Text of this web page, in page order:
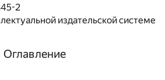
2
издательской системе
Оглавление